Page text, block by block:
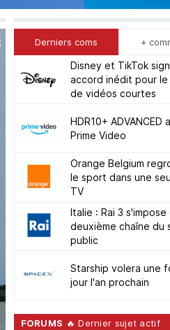
Derniers coms +
Disney et TikTok
accord inédit pour
de vidéos courtes
HDR10+ ADVANCED
Prime Video
Orange Belgium
le sport dans une
TV
Italie : Rai 3 s'impose
deuxième chaîne du
public
Starship volera une
jour l'an prochain
FORUMS 🔥 Dernier sujet actif